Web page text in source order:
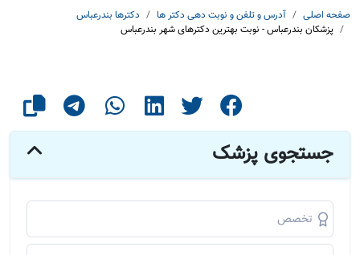
صفحه اصلی آدرس و تلفن و نوبت دهی دکتر ها
دکترها بندرعباس
پزشکان بندرعباس - نوبت بهترین دکترهای شهر بندرعباس
جستجوی پزشک